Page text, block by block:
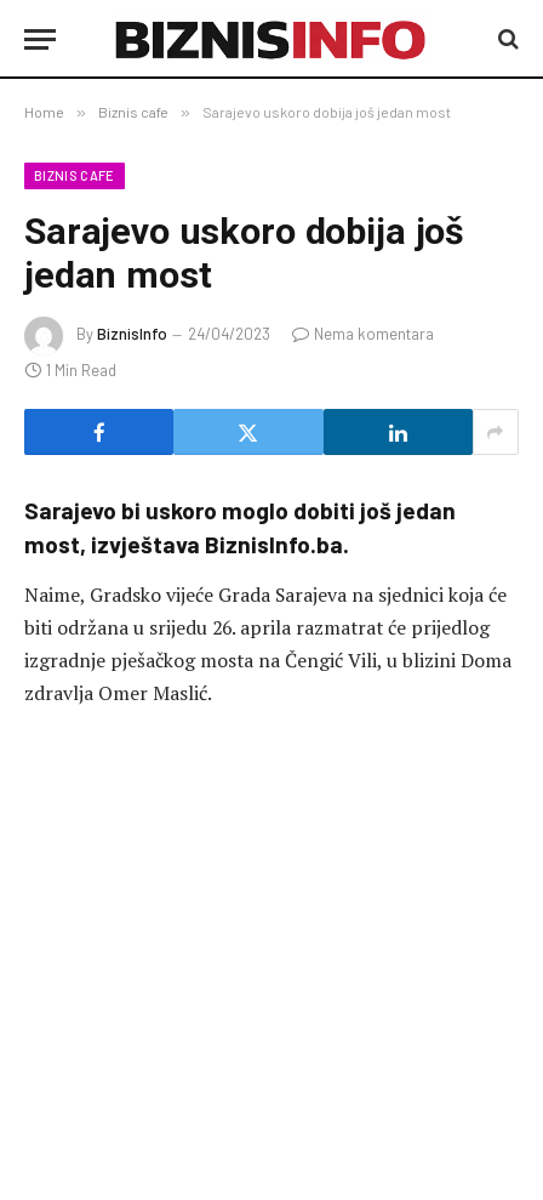
Home » Biznis cafe » Sarajevo uskoro dobija još jedan most
BIZNIS CAFE
Sarajevo uskoro dobija još
jedan most
ByBiznisInfo 24/04/2023
Nema komentara
1 Min Read
Sarajevo bi uskoro moglo dobiti još jedan
most, izvještava BiznisInfo.ba.
Naime, Gradsko vijeće Grada Sarajeva na sjednici koja će
biti održana u srijedu 26. aprila razmatrat će prijedlog
izgradnje pješačkog mosta na Čengić Vili, u blizini Doma
zdravlja Omer Maslić.